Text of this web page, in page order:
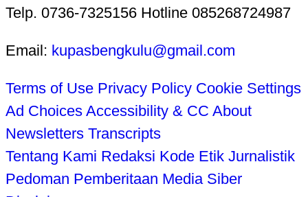
Telp. 0736-7325156 Hotline 085268724987
Email: kupasbengkulu@gmail.com
Terms of Use Privacy Policy Cookie Settings
Ad Choices Accessibility & CC About
Newsletters Transcripts
Tentang Kami Redaksi Kode Etik Jurnalistik
Pedoman Pemberitaan Media Siber